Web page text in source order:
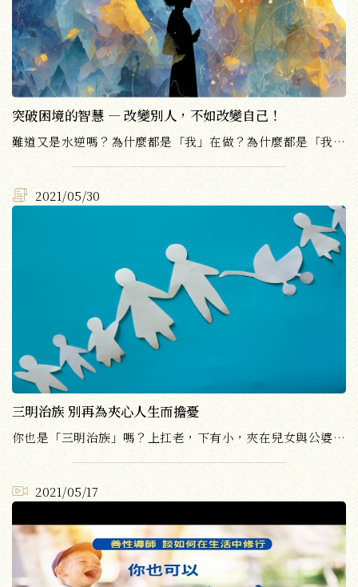
突破困境的智慧 — 改變別人，不如改變自己！
難道又是水逆嗎？為什麼都是「我」在做？為什麼都是「我」的錯？工作職場與人相處之道，你，做對了嗎？
2021/05/30
三明治族 別再為夾心人生而擔憂
你也是「三明治族」嗎？上扛老，下有小，夾在兒女與公婆、父母之間，原來這才是真正的中年危機啊！
2021/05/17